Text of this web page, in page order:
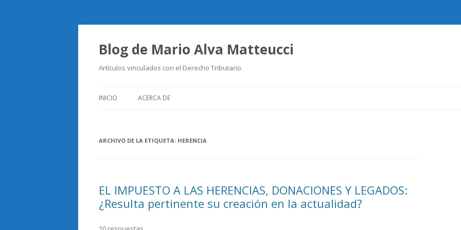
Blog de Mario Alva Matteucci
Artículos vinculados con el Derecho Tributario.
INICIO ACERCA DE
ARCHIVO DE LA ETIQUETA: HERENCIA
EL IMPUESTO A LAS HERENCIAS, DONACIONES Y LEGADOS:
¿Resulta pertinente su creación en la actualidad?